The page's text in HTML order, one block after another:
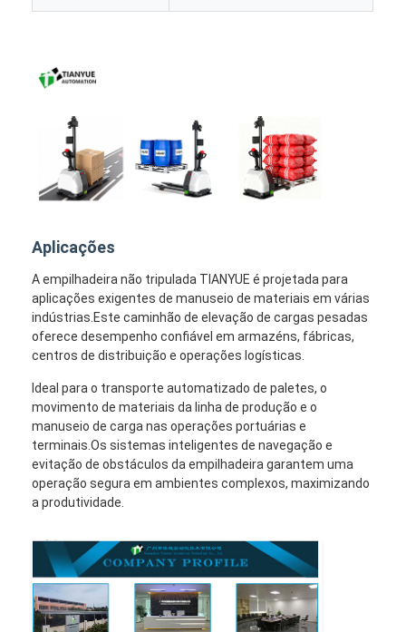
Aplicações
A empilhadeira não tripulada TIANYUE é projetada para
aplicações exigentes de manuseio de materiais em várias
indústrias.Este caminhão de elevação de cargas pesadas
oferece desempenho confiável em armazéns, fábricas,
centros de distribuição e operações logísticas.
Ideal para o transporte automatizado de paletes, o
movimento de materiais da linha de produção e o
manuseio de carga nas operações portuárias e
terminais.Os sistemas inteligentes de navegação e
evitação de obstáculos da empilhadeira garantem uma
operação segura em ambientes complexos, maximizando
a produtividade.